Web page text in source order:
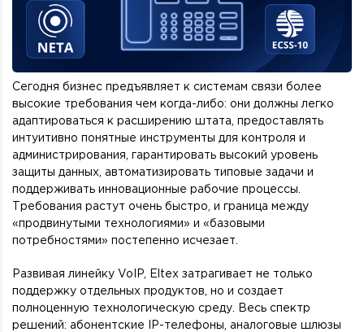
Сегодня бизнес предъявляет к системам связи более
высокие требования чем когда-либо: они должны легко
адаптироваться к расширению штата, предоставлять
интуитивно понятные инструменты для контроля и
администрирования, гарантировать высокий уровень
защиты данных, автоматизировать типовые задачи и
поддерживать инновационные рабочие процессы.
Требования растут очень быстро, и граница между
«продвинутыми технологиями» и «базовыми
потребностями» постепенно исчезает.
Развивая линейку VoIP, Eltex затрагивает не только
поддержку отдельных продуктов, но и создает
полноценную технологическую среду. Весь спектр
решений: абонентские IP-телефоны, аналоговые шлюзы